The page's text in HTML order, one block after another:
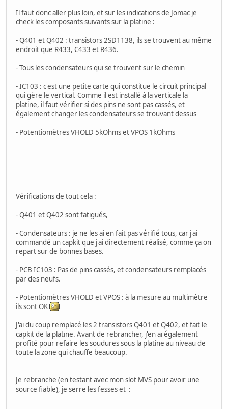
Il faut donc aller plus loin, et sur les indications de Jomac je
check les composants suivants sur la platine :
- Q401 et Q402 : transistors 2SD1138, ils se trouvent au même
endroit que R433, C433 et R436.
- Tous les condensateurs qui se trouvent sur le chemin
- IC103 : c'est une petite carte qui constitue le circuit principal
qui gère le vertical. Comme il est installé à la verticale la
platine, il faut vérifier si des pins ne sont pas cassés, et
également changer les condensateurs se trouvant dessus
- Potentiomètres VHOLD 5kOhms et VPOS 1kOhms
Vérifications de tout cela :
- Q401 et Q402 sont fatigués,
- Condensateurs : je ne les ai en fait pas vérifié tous, car j'ai
commandé un capkit que j'ai directement réalisé, comme ça on
repart sur de bonnes bases.
- PCB IC103 : Pas de pins cassés, et condensateurs remplacés
par des neufs.
- Potentiomètres VHOLD et VPOS : à la mesure au multimètre
ils sont OK
J'ai du coup remplacé les 2 transistors Q401 et Q402, et fait le
capkit de la platine. Avant de rebrancher, j'en ai également
profité pour refaire les soudures sous la platine au niveau de
toute la zone qui chauffe beaucoup.
Je rebranche (en testant avec mon slot MVS pour avoir une
source fiable), je serre les fesses et :